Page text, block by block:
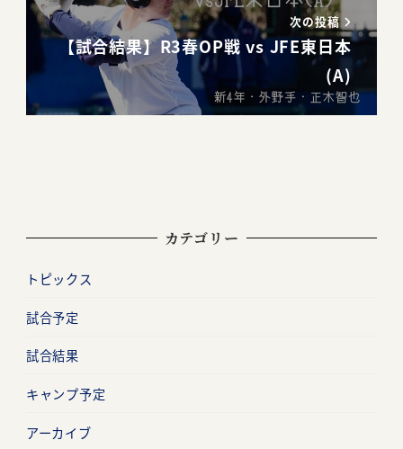
次の投稿
【試合結果】R3春OP戦 vs JFE東日本
(A)
カテゴリー
トピックス
試合予定
試合結果
キャンプ予定
アーカイブ